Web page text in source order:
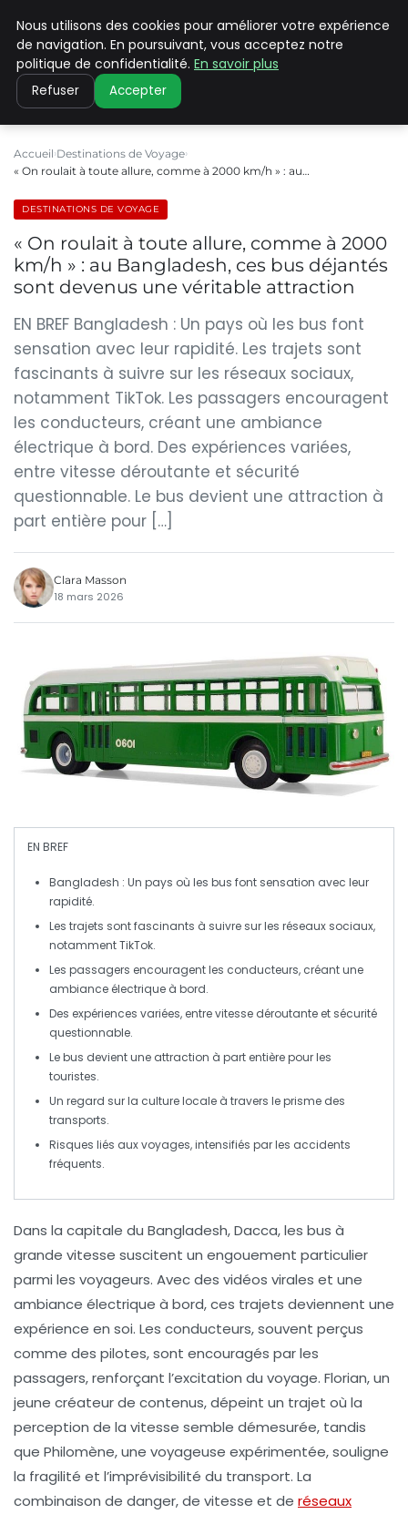
PILAT PATRIMOINES
Accueil Destinations de Voyage
« On roulait à toute allure, comme à 2000 km/h » : au…
DESTINATIONS DE VOYAGE
« On roulait à toute allure, comme à 2000
km/h » : au Bangladesh, ces bus déjantés
sont devenus une véritable attraction
EN BREF Bangladesh : Un pays où les bus font
sensation avec leur rapidité. Les trajets sont
fascinants à suivre sur les réseaux sociaux,
notamment TikTok. Les passagers encouragent
les conducteurs, créant une ambiance
électrique à bord. Des expériences variées,
entre vitesse déroutante et sécurité
questionnable. Le bus devient une attraction à
part entière pour […]
Clara Masson
18 mars 2026
EN BREF
Bangladesh : Un pays où les bus font sensation avec leur
rapidité.
Les trajets sontfascinants à suivre sur les réseaux sociaux,
notamment TikTok.
Les passagers encouragent les conducteurs, créant une
ambiance électrique à bord.
Des expériences variées, entrevitesse déroutante et sécurité
questionnable.
Le bus devient une attraction à part entière pour les
touristes.
Un regard sur la culturelocale à travers le prisme des
transports.
Risques liés aux voyages, intensifiés par les accidents
fréquents.
Dans la capitale du Bangladesh,Dacca, les bus à
grande vitesse suscitent un engouement particulier
parmi les voyageurs. Avec des vidéos virales et une
ambiance électrique à bord, ces trajets deviennent une
expérience en soi. Les conducteurs, souvent perçus
comme des pilotes, sont encouragés par les
passagers, renforçant l’excitation du voyage. Florian, un
jeune créateur de contenus, dépeint un trajet où la
perception de la vitesse semble démesurée, tandis
que Philomène, une voyageuse expérimentée, souligne
la fragilité et l’imprévisibilité du transport. La
combinaison de danger, de vitesse et de réseaux
Nous utilisons des cookies pour améliorer votre expérience
de navigation. En poursuivant, vous acceptez notre
politique de confidentialité. En savoir plus
Refuser Accepter